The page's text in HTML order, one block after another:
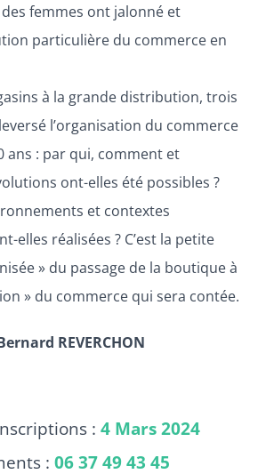
femmes ont jalonné et
particulière du commerce en
à la grande distribution, trois
l’organisation du commerce
ans : par qui, comment et
ont-elles été possibles ?
et contextes
elles réalisées ? C’est la petite
» du passage de la boutique à
» du commerce qui sera contée.
REVERCHON
: 4 Mars 2024
: 06 37 49 43 45